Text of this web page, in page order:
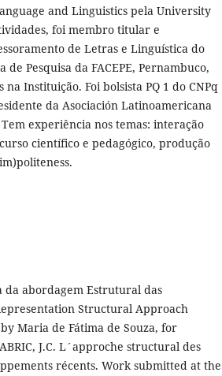
and Linguistics pela University
foi membro titular e
de Letras e Linguística do
Pesquisa da FACEPE, Pernambuco,
Instituição. Foi bolsista PQ 1 do CNPq
da Asociación Latinoamericana
experiência nos temas: interação
científico e pedagógico, produção
da abordagem Estrutural das
Structural Approach
Maria de Fátima de Souza, for
J.C. L´approche structural des
récents. Work submitted at the